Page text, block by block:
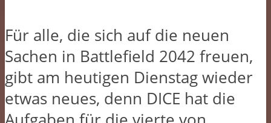
Für alle, die sich auf die neuen
Sachen in Battlefield 2042 freuen,
gibt am heutigen Dienstag wieder
etwas neues, denn DICE hat die